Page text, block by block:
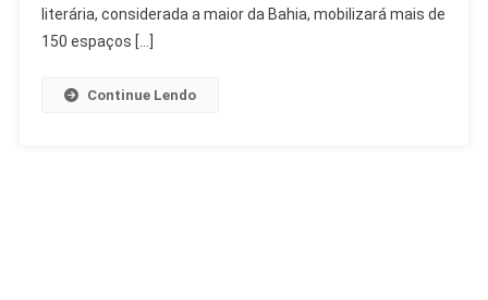
Lançado
literária, considerada a maior da Bahia, mobilizará mais de
150 espaços […]
Continue Lendo